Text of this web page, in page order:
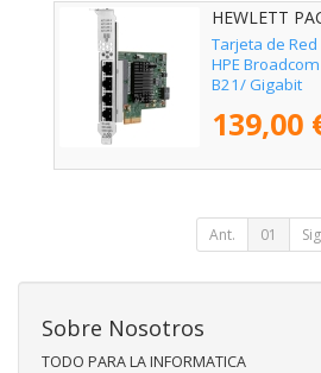
HEWLETT
Tarjeta de Red
HPE
B21/ Gigabit
139,00
Ant. 01
Sobre Nosotros
TODO PARA LA INFORMATICA